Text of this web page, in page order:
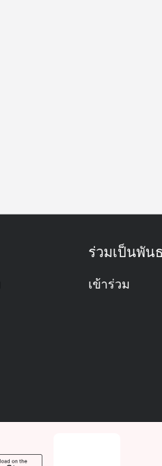
ร่วมเป็นพัน
เข้าร่วม